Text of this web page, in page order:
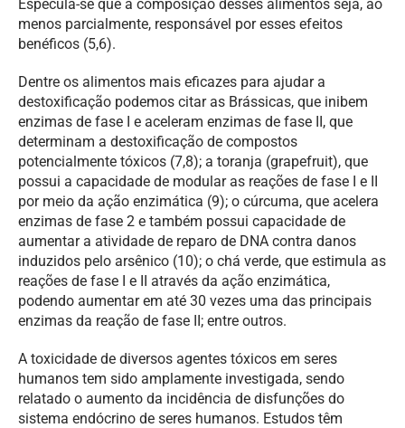
Especula-se que a composição desses alimentos seja, ao
menos parcialmente, responsável por esses efeitos
benéficos (5,6).
Dentre os alimentos mais eficazes para ajudar a
destoxificação podemos citar as Brássicas, que inibem
enzimas de fase I e aceleram enzimas de fase II, que
determinam a destoxificação de compostos
potencialmente tóxicos (7,8); a toranja (grapefruit), que
possui a capacidade de modular as reações de fase I e II
por meio da ação enzimática (9); o cúrcuma, que acelera
enzimas de fase 2 e também possui capacidade de
aumentar a atividade de reparo de DNA contra danos
induzidos pelo arsênico (10); o chá verde, que estimula as
reações de fase I e II através da ação enzimática,
podendo aumentar em até 30 vezes uma das principais
enzimas da reação de fase II; entre outros.
A toxicidade de diversos agentes tóxicos em seres
humanos tem sido amplamente investigada, sendo
relatado o aumento da incidência de disfunções do
sistema endócrino de seres humanos. Estudos têm